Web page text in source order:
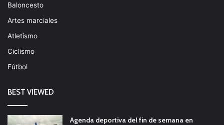
Baloncesto
Artes marciales
Atletismo
Ciclismo
Fútbol
BEST VIEWED
Agenda deportiva del fin de semana en